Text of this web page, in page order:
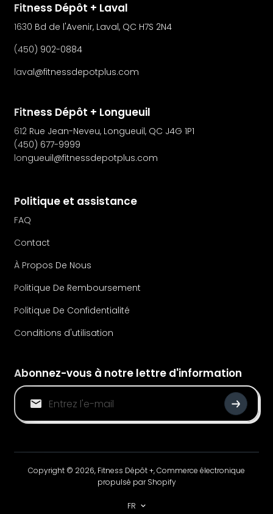
Fitness Dépôt + Laval
1630 Bd de l'Avenir, Laval, QC H7S 2N4
(450) 902-0884
laval@fitnessdepotplus.com
Fitness Dépôt + Longueuil
612 Rue Jean-Neveu, Longueuil, QC J4G 1P1
(450) 677-9999
longueuil@fitnessdepotplus.com
Politique et assistance
FAQ
Contact
À Propos De Nous
Politique De Remboursement
Politique De Confidentialité
Conditions d'utilisation
Abonnez-vous à notre lettre d'information
Copyright © 2026, Fitness Dépôt +,Commerce électronique
propulsé par Shopify
FR